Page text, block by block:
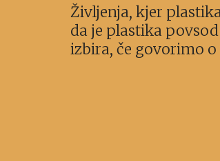
Življenja, kjer
da je plastika
izbira, če govorimo